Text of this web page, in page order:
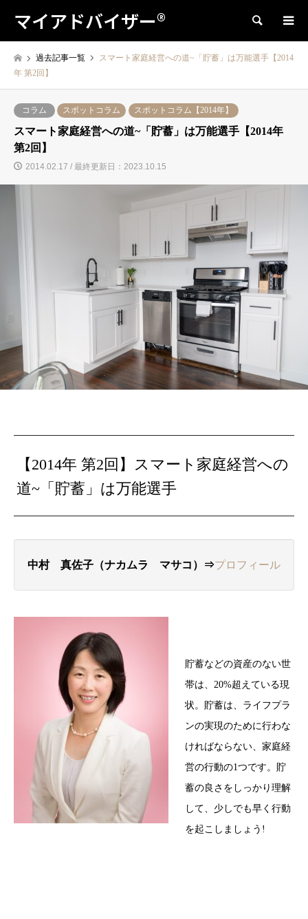
マイアドバイザー® 検索
過去記事一覧
スマート家庭経営への道~「貯蓄」は万能選手【2014
年 第2回】
コラム スポットコラム スポットコラム【2014年】
スマート家庭経営への道~「貯蓄」は万能選手【2014年
第2回】
2014.02.17 / 最終更新日：2023.10.15
【2014年 第2回】スマート家庭経営への
道~「貯蓄」は万能選手
中村 真佐子（ナカムラ マサコ）⇒プロフィール
貯蓄などの資産のない世
帯は、20%超えている現
状。貯蓄は、ライフプラ
ンの実現のために行わな
ければならない、家庭経
営の行動の1つです。貯
蓄の良さをしっかり理解
して、少しでも早く行動
を起こしましょう!